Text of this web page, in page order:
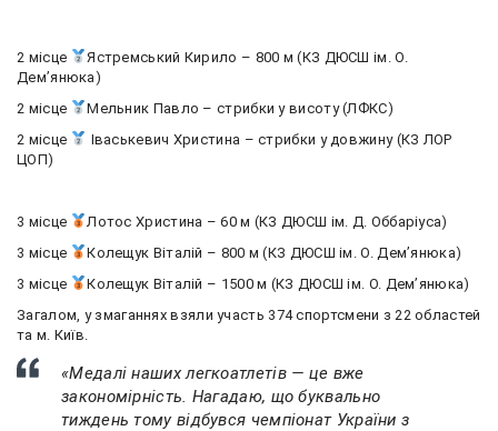
2 місце
Ястремський Кирило – 800 м (КЗ ДЮСШ ім. О.
Демʼянюка)
2 місце
Мельник Павло – стрибки у висоту (ЛФКС)
2 місце
Іваськевич Христина – стрибки у довжину (КЗ ЛОР
ЦОП)
3 місце
Лотос Христина – 60 м (КЗ ДЮСШ ім. Д. Оббаріуса)
3 місце
Колещук Віталій – 800 м (КЗ ДЮСШ ім. О. Демʼянюка)
3 місце
Колещук Віталій – 1500 м (КЗ ДЮСШ ім. О. Демʼянюка)
Загалом, у змаганнях взяли участь 374 спортсмени з 22 областей
та м. Київ.
«Медалі наших легкоатлетів — це вже
закономірність. Нагадаю, що буквально
тиждень тому відбувся чемпіонат України з